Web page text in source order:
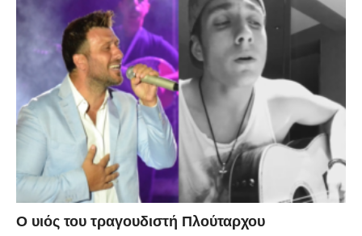
O υιός του τραγουδιστή Πλούταρχου